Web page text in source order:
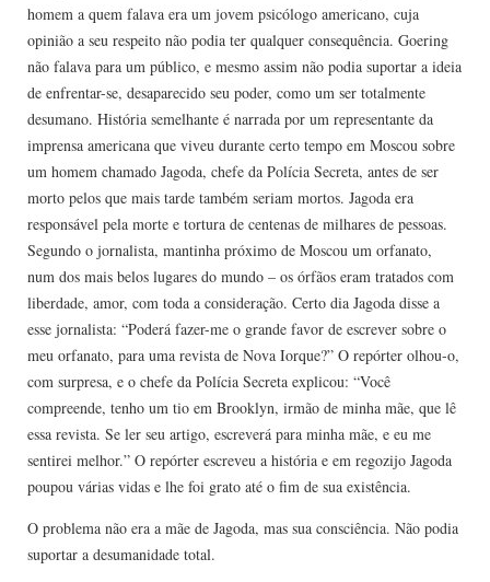
homem a quem falava era um jovem psicólogo americano, cuja
opinião a seu respeito não podia ter qualquer consequência. Goering
não falava para um público, e mesmo assim não podia suportar a ideia
de enfrentar-se, desaparecido seu poder, como um ser totalmente
desumano. História semelhante é narrada por um representante da
imprensa americana que viveu durante certo tempo em Moscou sobre
um homem chamado Jagoda, chefe da Polícia Secreta, antes de ser
morto pelos que mais tarde também seriam mortos. Jagoda era
responsável pela morte e tortura de centenas de milhares de pessoas.
Segundo o jornalista, mantinha próximo de Moscou um orfanato,
num dos mais belos lugares do mundo – os órfãos eram tratados com
liberdade, amor, com toda a consideração. Certo dia Jagoda disse a
esse jornalista: “Poderá fazer-me o grande favor de escrever sobre o
meu orfanato, para uma revista de Nova Iorque?” O repórter olhou-o,
com surpresa, e o chefe da Polícia Secreta explicou: “Você
compreende, tenho um tio em Brooklyn, irmão de minha mãe, que lê
essa revista. Se ler seu artigo, escreverá para minha mãe, e eu me
sentirei melhor.” O repórter escreveu a história e em regozijo Jagoda
poupou várias vidas e lhe foi grato até o fim de sua existência.
O problema não era a mãe de Jagoda, mas sua consciência. Não podia
suportar a desumanidade total.